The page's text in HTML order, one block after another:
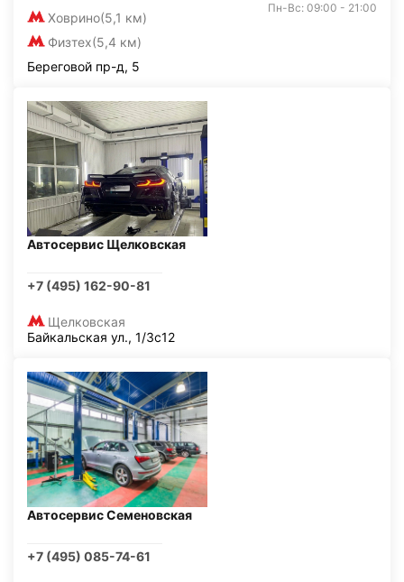
Ховрино(5,1 км)
Физтех(5,4 км)
Пн-Вс: 09:00 - 21:00
Береговой пр-д, 5
Автосервис Щелковская
+7 (495) 162-90-81
Щелковская
Байкальская ул., 1/3с12
Автосервис Семеновская
+7 (495) 085-74-61